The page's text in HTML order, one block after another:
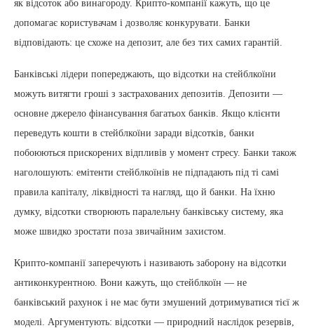
як відсоток або винагороду. Крипто-компанії кажуть, що це
допомагає користувачам і дозволяє конкурувати. Банки
відповідають: це схоже на депозит, але без тих самих гарантій.
Банківські лідери попереджають, що відсотки на стейблкоїни
можуть витягти гроші з застрахованих депозитів. Депозити —
основне джерело фінансування багатьох банків. Якщо клієнти
переведуть кошти в стейблкоїни заради відсотків, банки
побоюються прискорених відпливів у момент стресу. Банки також
наголошують: емітенти стейблкоїнів не підпадають під ті самі
правила капіталу, ліквідності та нагляд, що й банки. На їхню
думку, відсотки створюють паралельну банківську систему, яка
може швидко зростати поза звичайним захистом.
Крипто-компанії заперечують і називають заборону на відсотки
антиконкурентною. Вони кажуть, що стейблкоїн — не
банківський рахунок і не має бути змушений дотримуватися тієї ж
моделі. Аргументують: відсотки — природний наслідок резервів,